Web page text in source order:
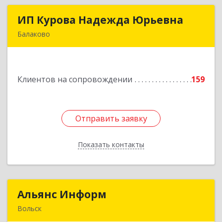
ИП Курова Надежда Юрьевна
Балаково
Клиентов на сопровождении 159
Отправить заявку
Показать контакты
ИП Курова Надежда Юрьевна
Подробнее
Отправить заявку
Назад
Альянс Информ
Вольск